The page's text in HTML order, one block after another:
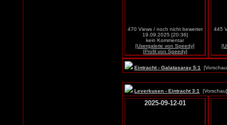
470 Views / noch nicht bewertet
19.09.2025 [20:36]
kein Kommentar
[Usergalerie von Speedy]
[Profil von Speedy]
445
Eintracht - Galatasaray 5:1
Leverkusen - Eintracht 3:1
2025-09-12-01